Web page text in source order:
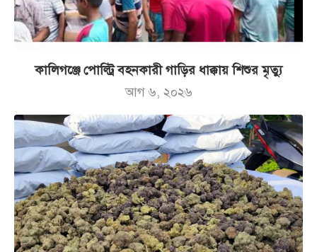
কালিগঞ্জে পোল্ট্রি বহনকারী গাড়ির ধাক্কায় শিশুর মৃত্যু
আগ ৬, ২০২৬